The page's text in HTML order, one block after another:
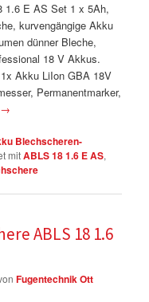
1.6 E AS Set 1 x 5Ah,
kurvengängige Akku
dünner Bleche,
18 V Akkus.
Akku LiIon GBA 18V
Permanentmarker,
→
Blechscheren-
mitABLS 18 1.6 E AS,
ABLS 18 1.6
Fugentechnik Ott